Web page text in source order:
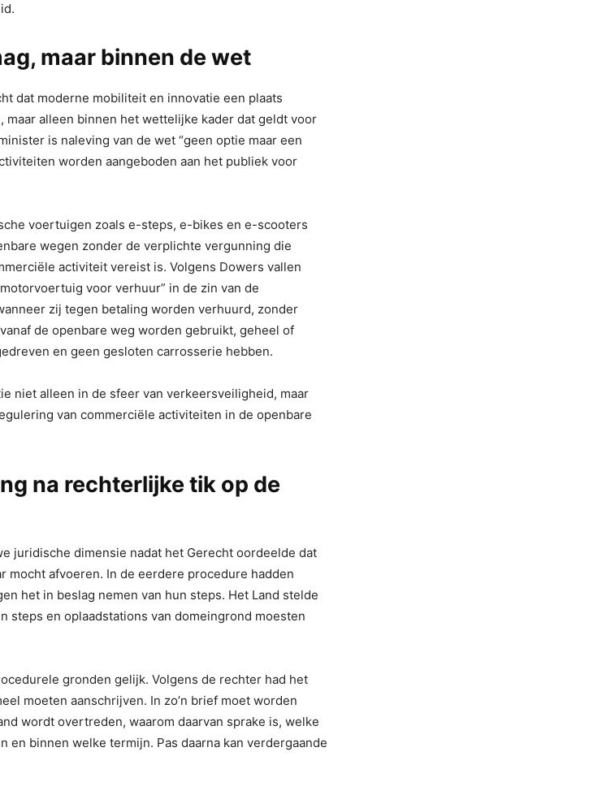
maar binnen de wet
dat moderne mobiliteit en innovatie een plaats
maar alleen binnen het wettelijke kader dat geldt voor
is naleving van de wet “geen optie maar een
worden aangeboden aan het publiek voor
voertuigen zoals e-steps, e-bikes en e-scooters
wegen zonder de verplichte vergunning die
activiteit vereist is. Volgens Dowers vallen
voor verhuur” in de zin van de
zij tegen betaling worden verhuurd, zonder
de openbare weg worden gebruikt, geheel of
en geen gesloten carrosserie hebben.
niet alleen in de sfeer van verkeersveiligheid, maar
van commerciële activiteiten in de openbare
na rechterlijke tik op de
juridische dimensie nadat het Gerecht oordeelde dat
mocht afvoeren. In de eerdere procedure hadden
het in beslag nemen van hun steps. Het Land stelde
steps en oplaadstations van domeingrond moesten
gronden gelijk. Volgens de rechter had het
moeten aanschrijven. In zo’n brief moet worden
wordt overtreden, waarom daarvan sprake is, welke
en binnen welke termijn. Pas daarna kan verdergaande